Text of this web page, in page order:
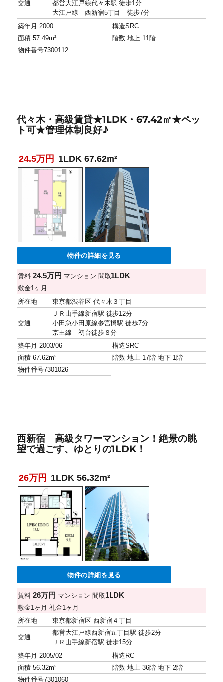
交通
都営大江戸線代々木駅 徒歩1分
大江戸線 西新宿5丁目 徒歩7分
築年月 2000 構造SRC
面積 57.49m² 階数 地上 11階
物件番号7300112
代々木・高級賃貸★1LDK・67.42㎡★ペッ
ト可★管理体制良好♪
24.5万円 1LDK 67.62m²
物件の詳細を見る
賃料 24.5万円 マンション 間取 1LDK
敷金1ヶ月
所在地
東京都渋谷区 代々木３丁目
交通
ＪＲ山手線新宿駅 徒歩12分
小田急小田原線参宮橋駅 徒歩7分
京王線 初台徒歩８分
築年月 2003/06 構造SRC
面積 67.62m² 階数 地上 17階 地下 1階
物件番号7301026
西新宿 高級タワーマンション！絶景の眺
望で過ごす、ゆとりの1LDK！
26万円 1LDK 56.32m²
物件の詳細を見る
賃料 26万円 マンション 間取 1LDK
敷金1ヶ月 礼金1ヶ月
所在地
東京都新宿区 西新宿４丁目
交通
都営大江戸線西新宿五丁目駅 徒歩2分
ＪＲ山手線新宿駅 徒歩15分
築年月 2005/02 構造 RC
面積 56.32m² 階数 地上 36階 地下 2階
物件番号7301060